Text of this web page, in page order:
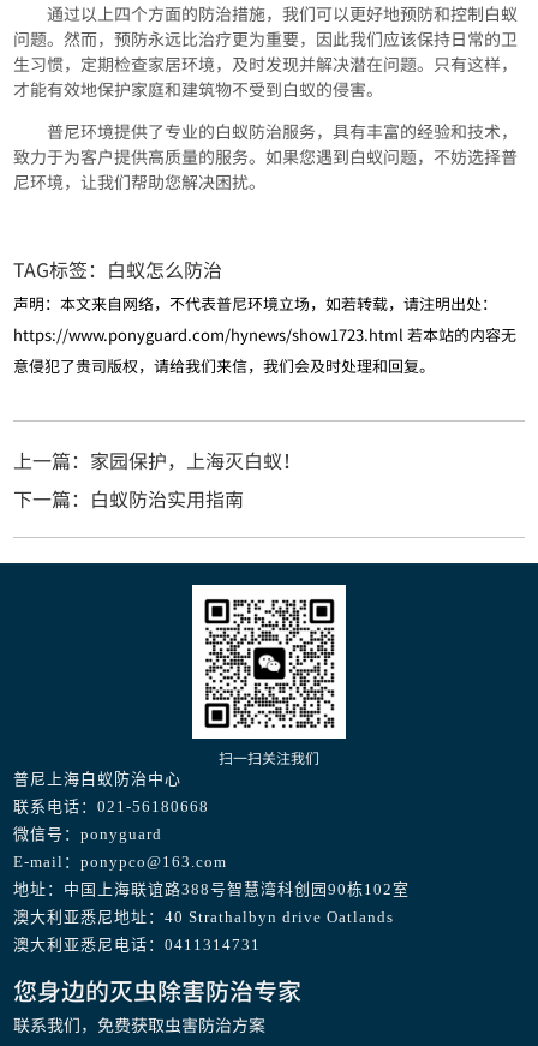
通过以上四个方面的防治措施，我们可以更好地预防和控制白蚁
问题。然而，预防永远比治疗更为重要，因此我们应该保持日常的卫
生习惯，定期检查家居环境，及时发现并解决潜在问题。只有这样，
才能有效地保护家庭和建筑物不受到白蚁的侵害。
普尼环境提供了专业的白蚁防治服务，具有丰富的经验和技术，
致力于为客户提供高质量的服务。如果您遇到白蚁问题，不妨选择普
尼环境，让我们帮助您解决困扰。
TAG标签： 白蚁怎么防治
声明：本文来自网络，不代表普尼环境立场，如若转载，请注明出处：
https://www.ponyguard.com/hynews/show1723.html 若本站的内容无
意侵犯了贵司版权，请给我们来信，我们会及时处理和回复。
上一篇：家园保护，上海灭白蚁！
下一篇：白蚁防治实用指南
扫一扫关注我们
普尼上海白蚁防治中心
联系电话：021-56180668
微信号：ponyguard
E-mail：ponypco@163.com
地址：中国上海联谊路388号智慧湾科创园90栋102室
澳大利亚悉尼地址：40 Strathalbyn drive Oatlands
澳大利亚悉尼电话：0411314731
您身边的灭虫除害防治专家
联系我们，免费获取虫害防治方案